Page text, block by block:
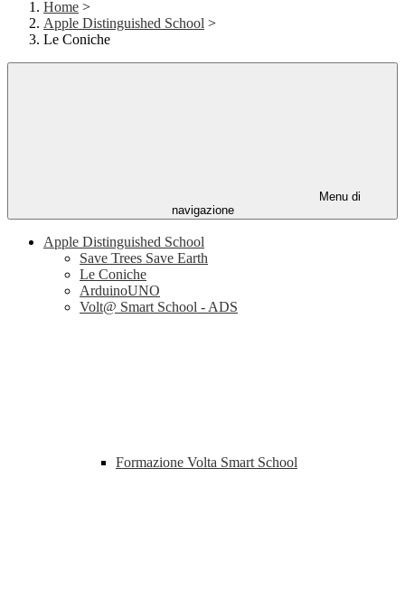
Home >
Apple Distinguished School >
Le Coniche
Menu di
navigazione
Apple Distinguished School
Save Trees Save Earth
Le Coniche
ArduinoUNO
Volt@ Smart School - ADS
Formazione Volta Smart School